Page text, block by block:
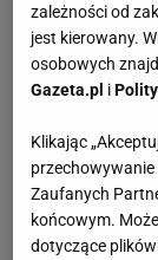
zależności od
jest kierowany.
osobowych
Gazeta.pl i
Klikając
przechowywanie
Zaufanych
końcowym.
dotyczące